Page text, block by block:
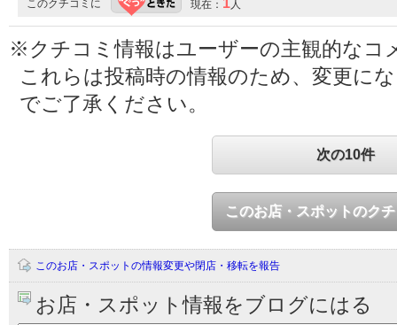
このクチコミに 現在： 1人
※クチコミ情報はユーザーの主観的なコ
これらは投稿時の情報のため、変更に
でご了承ください。
次の10件
このお店・スポットのク
このお店・スポットの情報変更や閉店・移転を報告
お店・スポット情報をブログにはる